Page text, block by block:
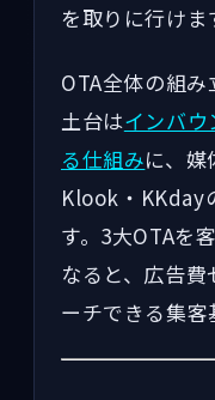
を取りに行けま
OTA全体の組
土台はインバウ
る仕組みに、
Klook・KKday
す。3大OTAを
なると、広告
ーチできる集客